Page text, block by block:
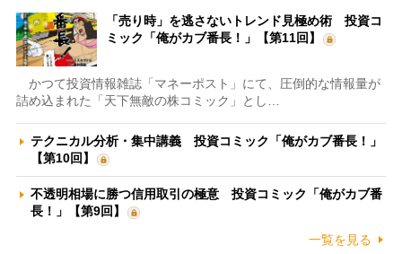
「売り時」を逃さないトレンド見極め術 投資コ
ミック「俺がカブ番長！」【第11回】
かつて投資情報雑誌「マネーポスト」にて、圧倒的な情報量が
詰め込まれた「天下無敵の株コミック」とし…
テクニカル分析・集中講義 投資コミック「俺がカブ番長！」
【第10回】
不透明相場に勝つ信用取引の極意 投資コミック「俺がカブ番
長！」【第9回】
一覧を見る